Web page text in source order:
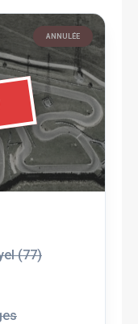
ANNULÉE
(77)